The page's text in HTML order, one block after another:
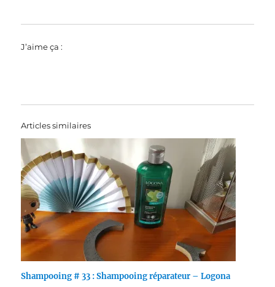
J’aime ça :
Articles similaires
Shampooing # 33 : Shampooing réparateur – Logona